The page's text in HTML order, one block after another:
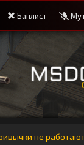
Банлист
не